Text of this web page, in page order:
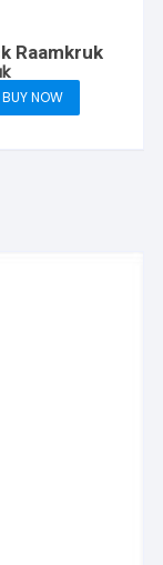
Raamkruk
BUY NOW